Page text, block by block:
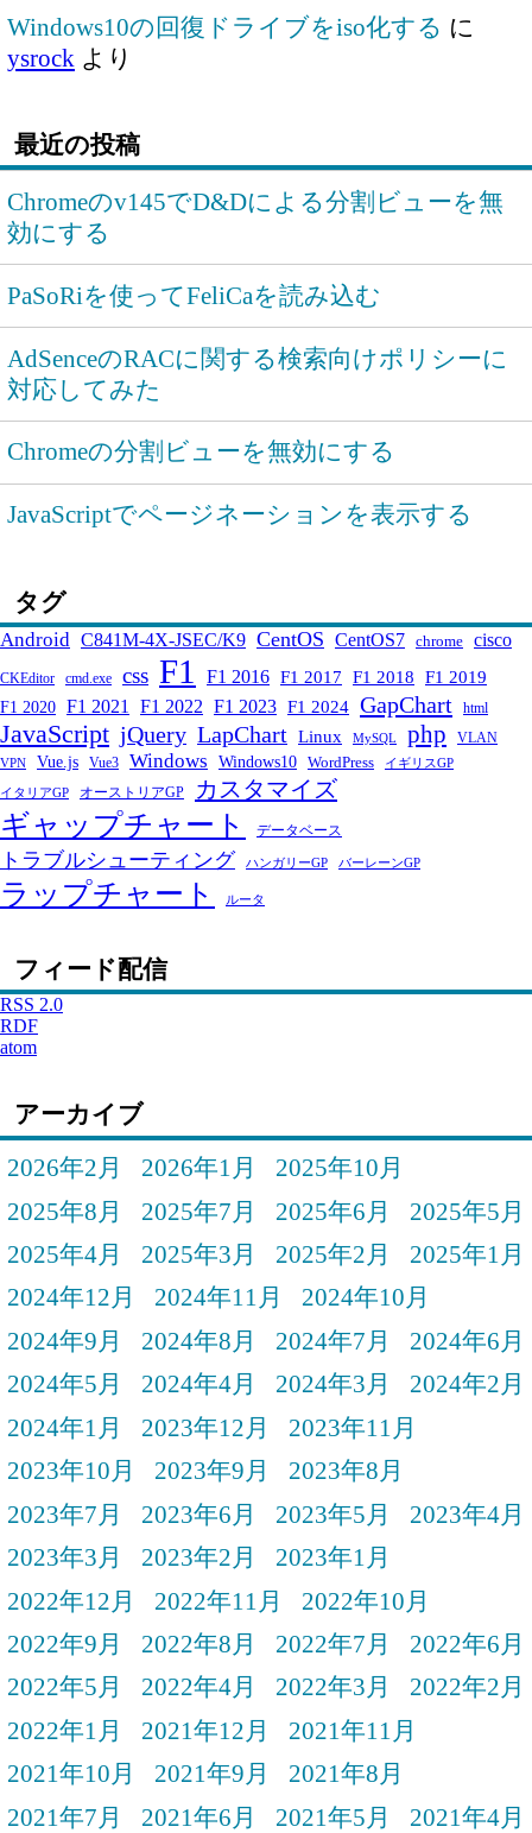
Windows10の回復ドライブをiso化する に
ysrock より
最近の投稿
Chromeのv145でD&Dによる分割ビューを無
効にする
PaSoRiを使ってFeliCaを読み込む
AdSenceのRACに関する検索向けポリシーに
対応してみた
Chromeの分割ビューを無効にする
JavaScriptでページネーションを表示する
タグ
Android C841M-4X-JSEC/K9 CentOS CentOS7 chrome cisco
CKEditor cmd.exe css F1 F1 2016 F1 2017 F1 2018 F1 2019
F1 2020 F1 2021 F1 2022 F1 2023 F1 2024 GapChart html
JavaScript jQuery LapChart Linux MySQL php VLAN
VPN Vue.js Vue3 Windows Windows10 WordPress イギリスGP
イタリアGP オーストリアGP カスタマイズ
ギャップチャート データベース
トラブルシューティング ハンガリーGP バーレーンGP
ラップチャート ルータ
フィード配信
RSS 2.0
RDF
atom
アーカイブ
2026年2月
2026年1月
2025年10月
2025年8月
2025年7月 2025年6月
2025年5月
2025年4月
2025年3月 2025年2月
2025年1月
2024年12月
2024年11月
2024年10月
2024年9月
2024年8月 2024年7月
2024年6月
2024年5月
2024年4月 2024年3月
2024年2月
2024年1月
2023年12月
2023年11月
2023年10月
2023年9月
2023年8月
2023年7月
2023年6月 2023年5月
2023年4月
2023年3月
2023年2月
2023年1月
2022年12月
2022年11月
2022年10月
2022年9月
2022年8月 2022年7月
2022年6月
2022年5月
2022年4月 2022年3月
2022年2月
2022年1月
2021年12月
2021年11月
2021年10月
2021年9月
2021年8月
2021年7月
2021年6月 2021年5月
2021年4月